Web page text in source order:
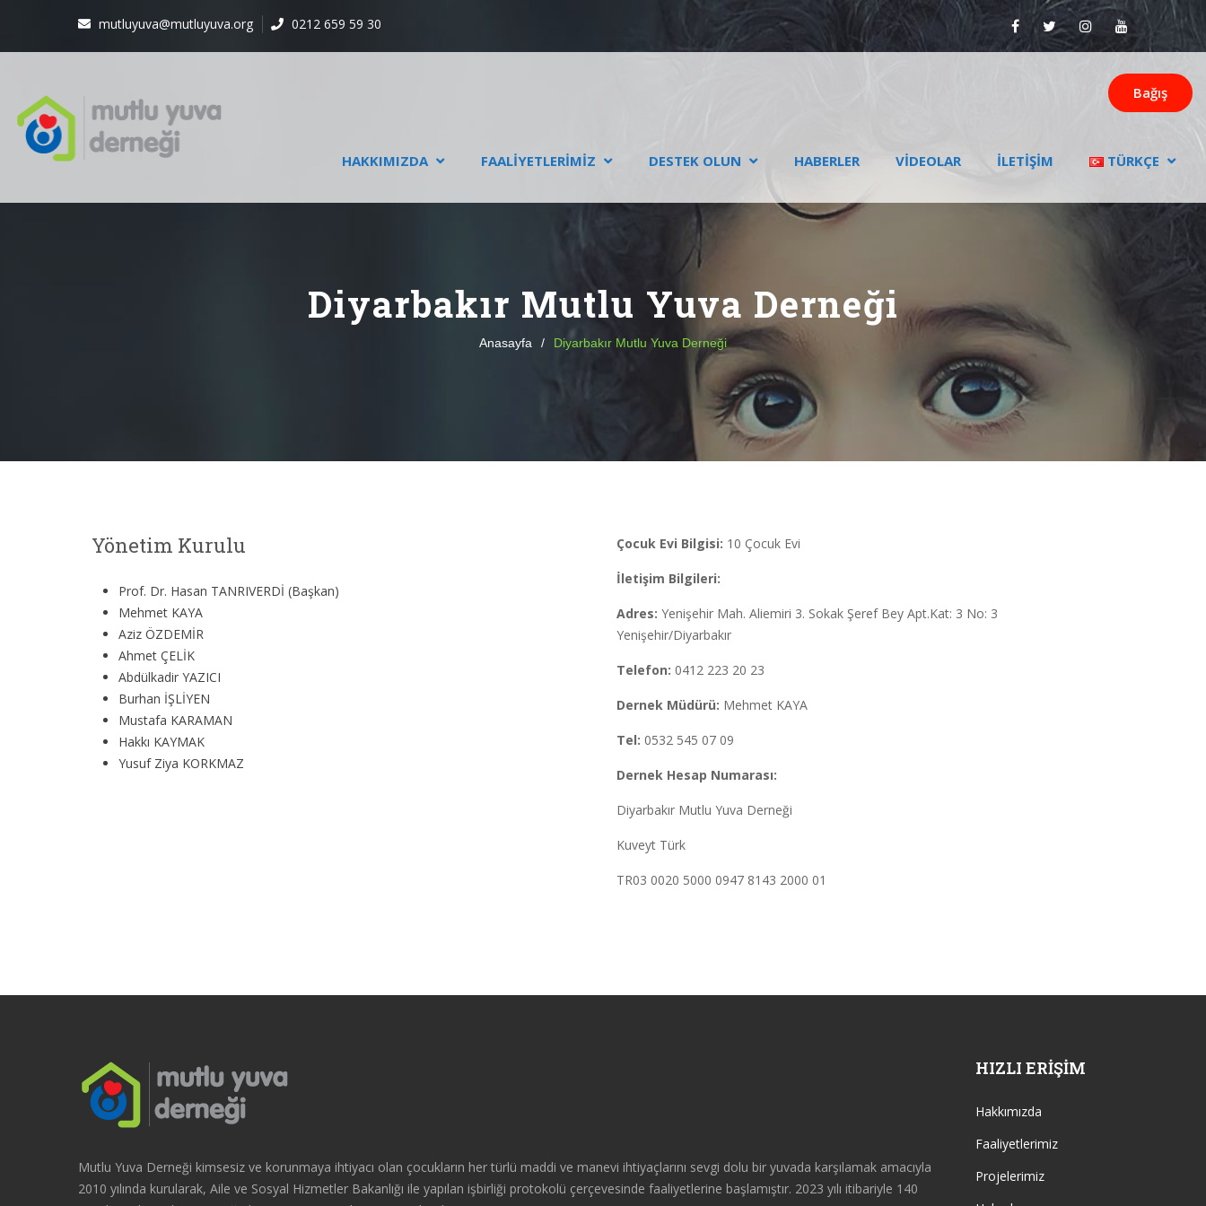
mutluyuva@mutluyuva.org 0212 659 59 30
Bağış
HAKKIMIZDA FAALIYETLERIMIZ DESTEK OLUN HABERLER VIDEOLAR İLETIŞIM TÜRKÇE
Diyarbakır Mutlu Yuva Derneği
Anasayfa / Diyarbakır Mutlu Yuva Derneği
Yönetim Kurulu
Prof. Dr. Hasan TANRIVERDİ (Başkan)
Mehmet KAYA
Aziz ÖZDEMİR
Ahmet ÇELİK
Abdülkadir YAZICI
Burhan İŞLİYEN
Mustafa KARAMAN
Hakkı KAYMAK
Yusuf Ziya KORKMAZ
Çocuk Evi Bilgisi: 10 Çocuk Evi
İletişim Bilgileri:
Adres: Yenişehir Mah. Aliemiri 3. Sokak Şeref Bey Apt.Kat: 3 No: 3
Yenişehir/Diyarbakır
Telefon: 0412 223 20 23
Dernek Müdürü: Mehmet KAYA
Tel: 0532 545 07 09
Dernek Hesap Numarası:
Diyarbakır Mutlu Yuva Derneği
Kuveyt Türk
TR03 0020 5000 0947 8143 2000 01
Mutlu Yuva Derneği kimsesiz ve korunmaya ihtiyacı olan çocukların her türlü maddi ve manevi ihtiyaçlarını sevgi dolu bir yuvada karşılamak amacıyla
2010 yılında kurularak, Aile ve Sosyal Hizmetler Bakanlığı ile yapılan işbirliği protokolü çerçevesinde faaliyetlerine başlamıştır. 2023 yılı itibariyle 140
HIZLI ERIŞIM
Hakkımızda
Faaliyetlerimiz
Projelerimiz